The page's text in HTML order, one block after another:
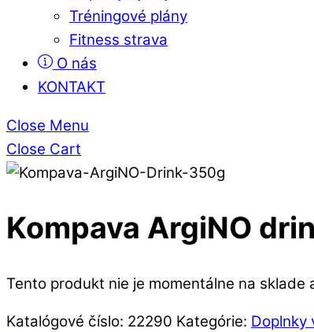
Tréningové plány
Fitness strava
O nás
KONTAKT
Close Menu
Close Cart
Kompava ArgiNO
Tento produkt nie je momentálne na sklade
Katalógové číslo: 22290 Kategórie: Doplnky